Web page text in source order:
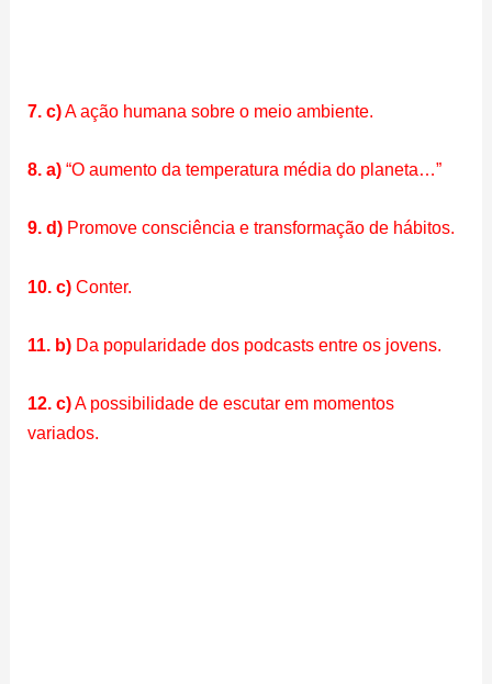
7. c)A ação humana sobre o meio ambiente.
8. a) “O aumento da temperatura média do planeta…”
9. d) Promove consciência e transformação de hábitos.
10. c) Conter.
11. b) Da popularidade dos podcasts entre os jovens.
12. c)A possibilidade de escutar em momentos
variados.